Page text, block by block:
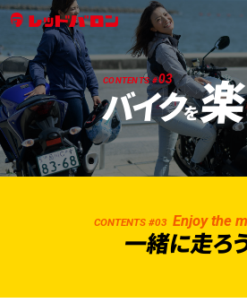
CONTENTS #03
バイクを楽
CONTENTS #03 Enjoy the
一緒に走ろう